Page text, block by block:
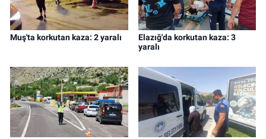
Muş'ta korkutan kaza: 2 yaralı
Elazığ'da korkutan kaza: 3
yaralı